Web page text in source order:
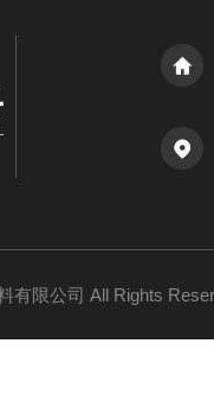
有限公司 All Rights